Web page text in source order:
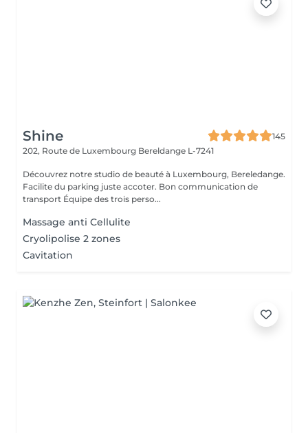
Shine
145
202, Route de Luxembourg Bereldange L-7241
Découvrez notre studio de beauté à Luxembourg, Bereledange.
Facilite du parking juste accoter. Bon communication de
transport Équipe des trois perso...
Massage anti Cellulite
Cryolipolise 2 zones
Cavitation